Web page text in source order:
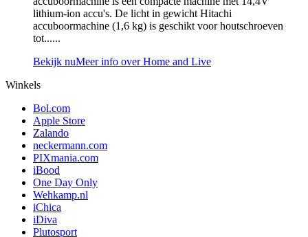
lithium-ion accu's. De licht in gewicht Hitachi
accuboormachine (1,6 kg) is geschikt voor houtschroeven
tot......
Bekijk nuMeer info over Home and Live
Winkels
Bol.com
Apple Store
Zalando
neckermann.com
PIXmania.com
iBood
One Day Only
Wehkamp.nl
iChica
iDiva
Plutosport